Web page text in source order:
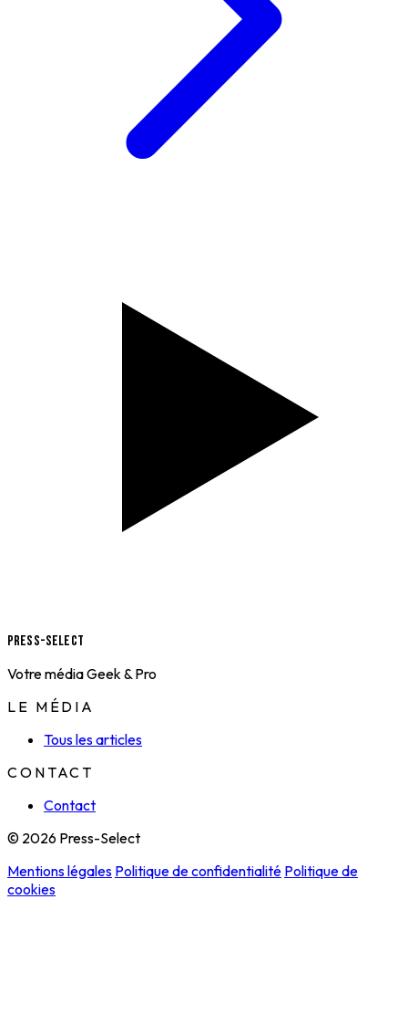
Press-Select
Votre média Geek & Pro
LE MÉDIA
Tous les articles
CONTACT
Contact
© 2026 Press-Select
Mentions légales Politique de confidentialité Politique de
cookies